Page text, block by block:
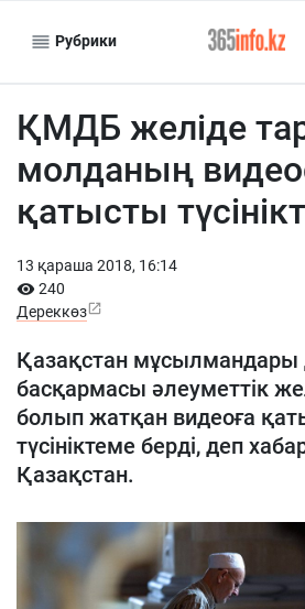
Рубрики
ҚМДБ желіде
молданың
қатысты
13 қараша 2018, 16:14
240
Дереккөз
Қазақстан мұсылмандары
басқармасы әлеуметтік
болып жатқан видеоға
түсініктеме берді, деп
Қазақстан.